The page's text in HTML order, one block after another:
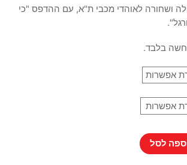
ושחורה לאוהדי מכבי ת"א, עם ההדפס "כי
בלבד.
לסל